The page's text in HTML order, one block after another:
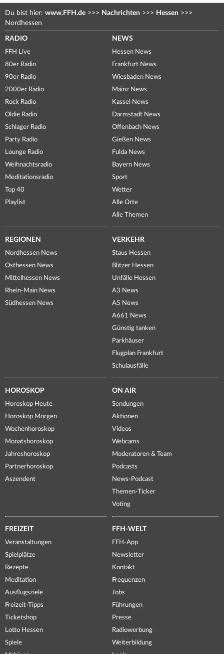
Du bist hier: www.FFH.de >>> Nachrichten >>> Hessen >>>
Nordhessen
RADIO
FFH Live
80er Radio
90er Radio
2000er Radio
Rock Radio
Oldie Radio
Schlager Radio
Party Radio
Lounge Radio
Weihnachtsradio
Meditationsradio
Top 40
Playlist
NEWS
Hessen News
Frankfurt News
Wiesbaden News
Mainz News
Kassel News
Darmstadt News
Offenbach News
Gießen News
Fulda News
Bayern News
Sport
Wetter
Alle Orte
Alle Themen
REGIONEN
Nordhessen News
Osthessen News
Mittelhessen News
Rhein-Main News
Südhessen News
VERKEHR
Staus Hessen
Blitzer Hessen
Unfälle Hessen
A3 News
A5 News
A661 News
Günstig tanken
Parkhäuser
Flugplan Frankfurt
Schulausfälle
HOROSKOP
Horoskop Heute
Horoskop Morgen
Wochenhoroskop
Monatshoroskop
Jahreshoroskop
Partnerhoroskop
Aszendent
ON AIR
Sendungen
Aktionen
Videos
Webcams
Moderatoren & Team
Podcasts
News-Podcast
Themen-Ticker
Voting
FREIZEIT
Veranstaltungen
Spielplätze
Rezepte
Meditation
Ausflugsziele
Freizeit-Tipps
Ticketshop
Lotto Hessen
Spiele
FFH-WELT
FFH-App
Newsletter
Kontakt
Frequenzen
Jobs
Führungen
Presse
Radiowerbung
Weiterbildung